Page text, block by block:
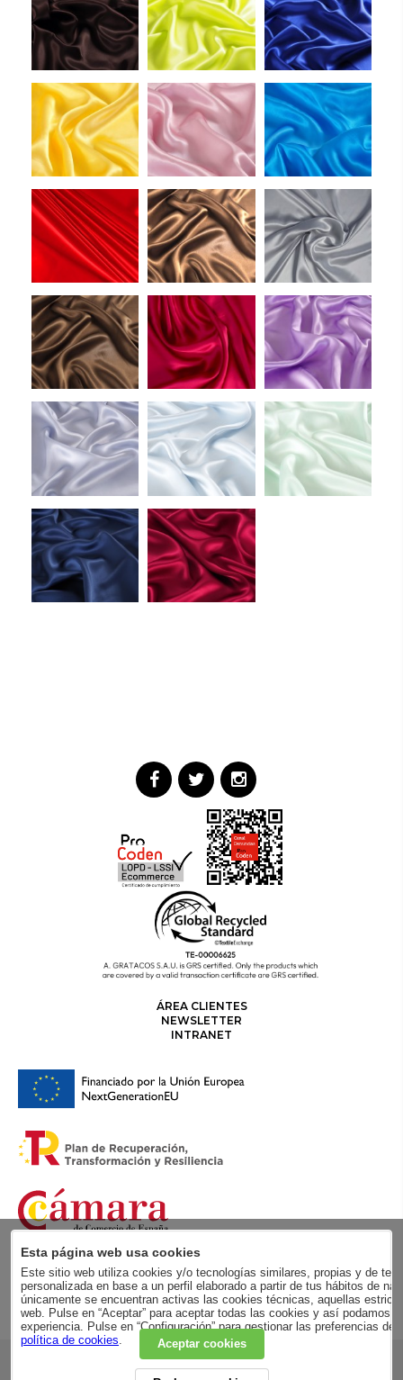
ÁREA CLIENTES
NEWSLETTER
INTRANET
Esta página web usa cookies
Este sitio web utiliza cookies y/o tecnologías similares, propias y de
personalizada en base a un perfil elaborado a partir de tus hábitos de
únicamente se encuentran activas las cookies técnicas, aquellas
web. Pulse en “Aceptar” para aceptar todas las cookies y así podamos
experiencia. Pulse en “Configuración” para gestionar las preferencias
política de cookies. Aceptar cookies